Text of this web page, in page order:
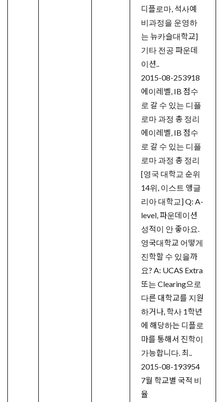
디플로마, 석사예
비과정을 운영하
는 뉴카슬대학교]
기타 전공 파운데
이션..
2015-08-253918
에이레벨, IB 점수
로 갈 수 있는 디플
로마 과정 총 정리
에이레벨, IB 점수
로 갈 수 있는 디플
로마 과정 총 정리
[영국 대학교 순위
14위, 이스트 앵글
리아 대학교] Q: A-
level, 파운데이션
성적이 안 좋아요.
영국대학교 어떻게
진학할 수 있을까
요? A: UCAS Extra
또는 Clearing으로
다른 대학교를 지원
하거나, 학사 1학년
에 해당하는 디플로
마를 통해서 진학이
가능합니다. 최..
2015-08-193954
7월 학교별 국적 비
율